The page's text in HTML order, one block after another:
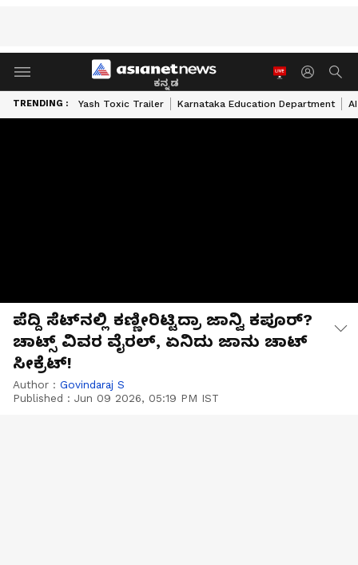
ಕನ್ನಡ
TRENDING : Yash Toxic Trailer Karnataka Education Department
ಪೆದ್ದಿ ಸೆಟ್​ನಲ್ಲಿ ಕಣ್ಣೀರಿಟ್ಟಿದ್ರಾ ಜಾನ್ವಿ ಕಪೂರ್?
ಚಾಟ್ಸ್ ವಿವರ ವೈರಲ್, ಏನಿದು ಜಾನು ಚಾಟ್
ಸೀಕ್ರೆಟ್!
Author : Govindaraj S
Published : Jun 09 2026, 05:19 PM IST